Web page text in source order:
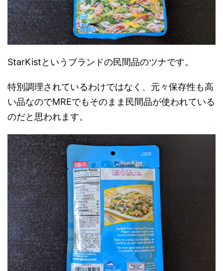
StarKistというブランドの民間品のツナです。
特別調理されているわけではなく、元々保存性も高
い品なのでMREでもそのまま民間品が使われている
のだと思われます。